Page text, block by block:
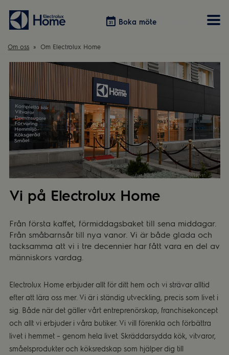
Boka möte
Våra kök
Inspiration
Övrigt
Förvaring
Välja garderobslösning
Övrigt
Vitvaror
Tvätt & Tork
Dammsugare
Hem & Hushåll
Övrigt
Om oss Om Electrolux Home
Vi på Electrolux Home
Från första kaffet, förmiddagsbaket till sena middagar.
Från småbarnsår till nya vanor. Vi är både glada och
tacksamma att vi i tre decennier har fått vara en del av
människors vardag.
Electrolux Home erbjuder allt för ditt hem och vi strävar alltid
efter att lära oss mer. Vi är i ständig utveckling, precis som livet i
sig. Både när det gäller vårt entreprenörskap, franchisekoncept
och allt vi erbjuder i våra butiker. Vi vill förenkla och förbättra
livet i hemmet – genom hela livet. Skräddarsydda kök, vitvaror,
småelsprodukter och köksredskap som hjälper dig till